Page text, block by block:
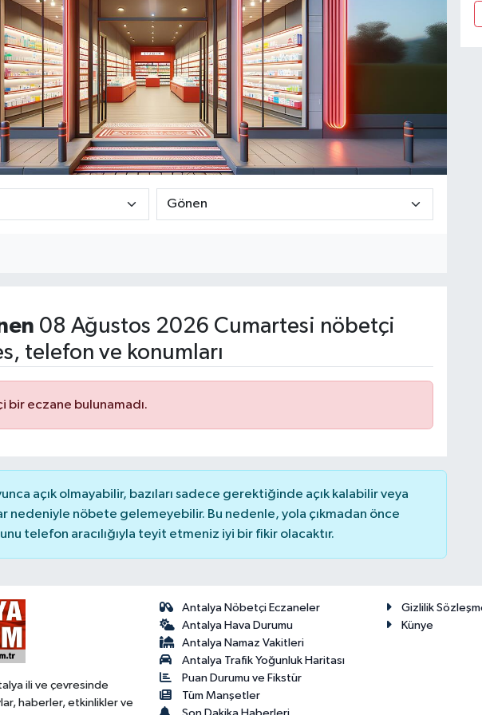
08 Ağustos 2026 Cumartesi nöbetçi
telefon ve konumları
bir eczane bulunamadı.
açık olmayabilir, bazıları sadece gerektiğinde açık kalabilir veya
nedeniyle nöbete gelemeyebilir. Bu nedenle, yola çıkmadan önce
telefon aracılığıyla teyit etmeniz iyi bir fikir olacaktır.
ili ve çevresinde
haberler, etkinlikler ve
Antalya Nöbetçi Eczaneler
Antalya Hava Durumu
Antalya Namaz Vakitleri
Antalya Trafik Yoğunluk Haritası
Puan Durumu ve Fikstür
Tüm Manşetler
Gizlilik
Künye